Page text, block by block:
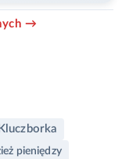
→
pieniędzy